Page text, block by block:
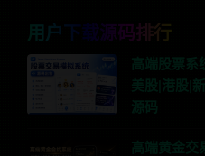
用户下载源码排行
高端股票系
美股|港股|
源码
高端黄金交